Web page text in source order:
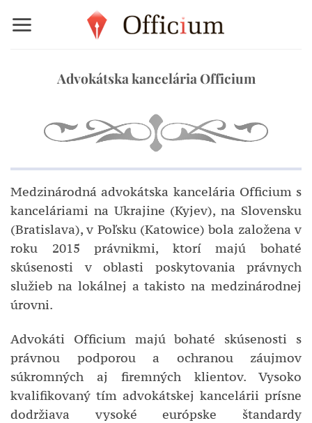
Advokátska kancelária Officium
Medzinárodná advokátska kancelária Officium s
kanceláriami na Ukrajine (Kyjev), na Slovensku
(Bratislava), v Poľsku (Katowice) bola založena v
roku 2015 právnikmi, ktorí majú bohaté
skúsenosti v oblasti poskytovania právnych
služieb na lokálnej a takisto na medzinárodnej
úrovni.
Advokáti Officium majú bohaté skúsenosti s
právnou podporou a ochranou záujmov
súkromných aj firemných klientov. Vysoko
kvalifikovaný tím advokátskej kancelárii prísne
dodržiava vysoké európske štandardy